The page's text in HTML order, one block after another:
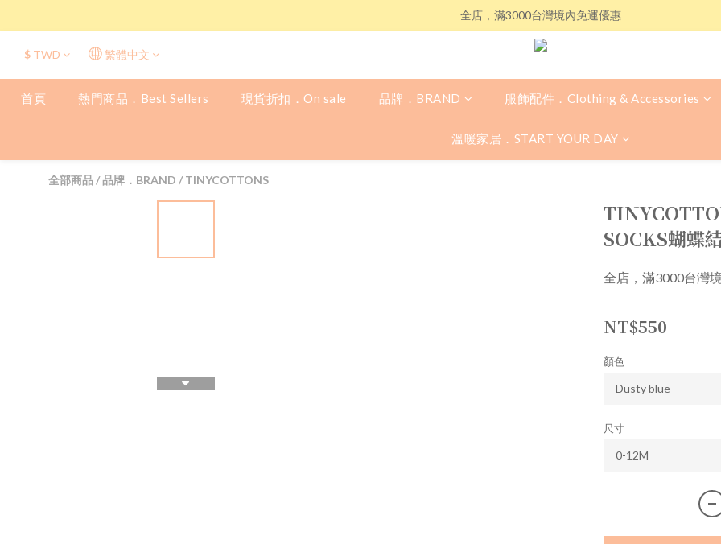
全店，滿3000台灣境內免運優惠
$ TWD 繁體中文
首頁 熱門商品．Best Sellers 現貨折扣．On sale 品牌．BRAND 服飾配件．Clothing & Accessories
溫暖家居．START YOUR DAY
全部商品/品牌．BRAND /TINYCOTTONS
SOCKS蝴蝶
全店，滿3000台灣
NT$550
顏色
尺寸